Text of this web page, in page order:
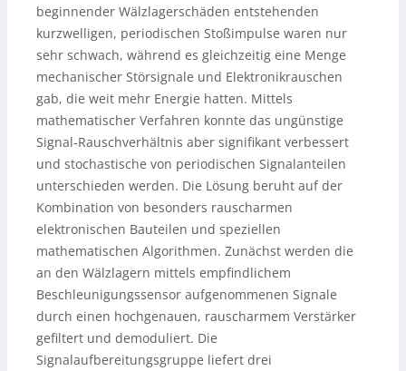
beginnender Wälzlagerschäden entstehenden
kurzwelligen, periodischen Stoßimpulse waren nur
sehr schwach, während es gleichzeitig eine Menge
mechanischer Störsignale und Elektronikrauschen
gab, die weit mehr Energie hatten. Mittels
mathematischer Verfahren konnte das ungünstige
Signal-Rauschverhältnis aber signifikant verbessert
und stochastische von periodischen Signalanteilen
unterschieden werden. Die Lösung beruht auf der
Kombination von besonders rauscharmen
elektronischen Bauteilen und speziellen
mathematischen Algorithmen. Zunächst werden die
an den Wälzlagern mittels empfindlichem
Beschleunigungssensor aufgenommenen Signale
durch einen hochgenauen, rauscharmem Verstärker
gefiltert und demoduliert. Die
Signalaufbereitungsgruppe liefert drei